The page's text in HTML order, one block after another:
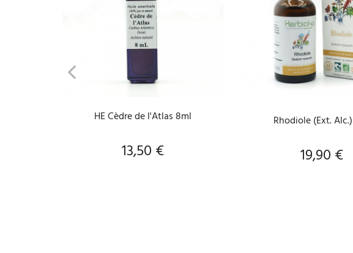
AJOUTER AU PANIER
HE Cèdre de l'Atlas 8ml
Prix
13,50 €
AJOUTER AU
Rhodiole (Ext.
Prix
19,90 €